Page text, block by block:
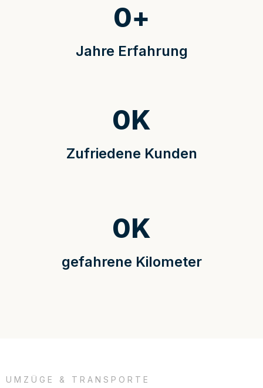
Jahre Erfahrung
0+
Zufriedene Kunden
0K
gefahrene Kilometer
0K
UMZÜGE & TRANSPORTE